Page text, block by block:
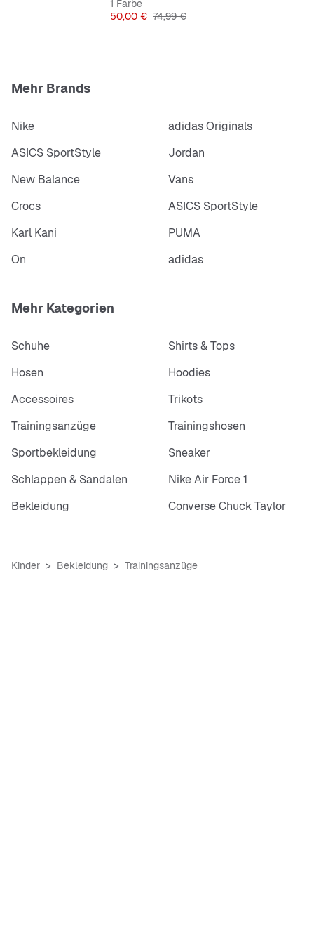
1 Farbe
Preis
50,00 € Originalpreis
74,99 €
Mehr Brands
Nike
adidas Originals
ASICS SportStyle
Jordan
New Balance
Vans
Crocs
ASICS SportStyle
Karl Kani
PUMA
On
adidas
Mehr Kategorien
Schuhe
Shirts & Tops
Hosen
Hoodies
Accessoires
Trikots
Trainingsanzüge
Trainingshosen
Sportbekleidung
Sneaker
Schlappen & Sandalen
Nike Air Force 1
Bekleidung
Converse Chuck Taylor
Kinder Bekleidung Trainingsanzüge